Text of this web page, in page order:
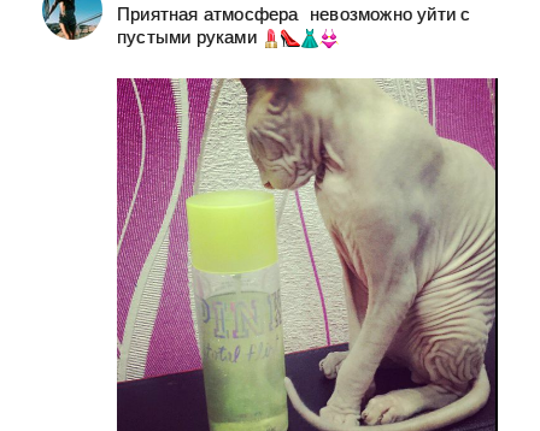
Приятная атмосфера
невозможно уйти с
пустыми руками